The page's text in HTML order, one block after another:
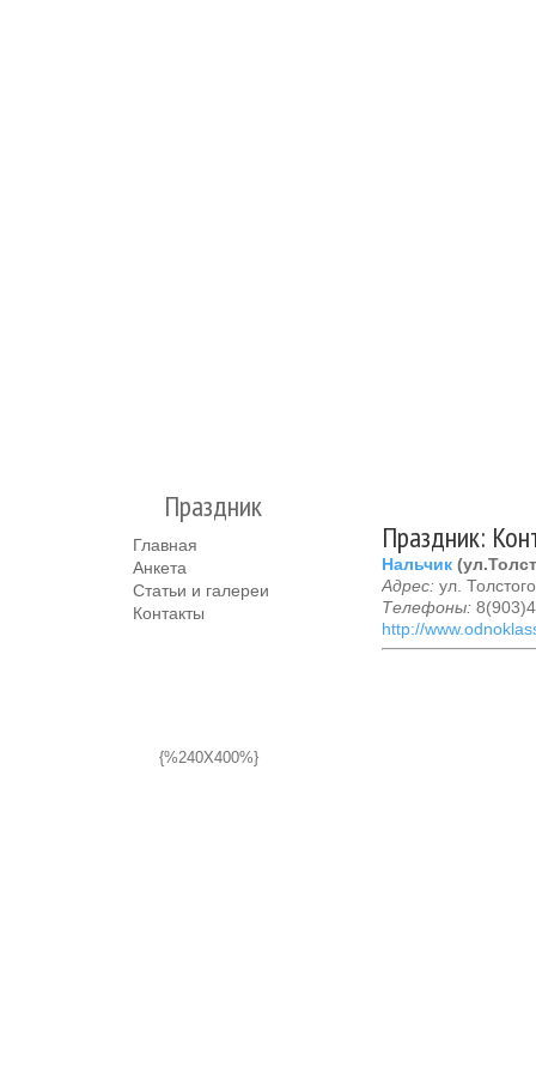
Праздник
Главная
Анкета
Статьи и галереи
Контакты
{%240X400%}
Праздник:
Нальчик
Адрес: ул.
Телефоны:
http://